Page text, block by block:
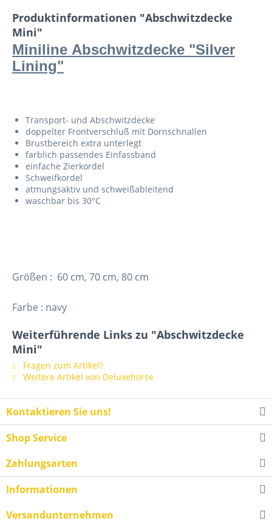
Produktinformationen "Abschwitzdecke
Mini"
Miniline Abschwitzdecke "Silver
Lining"
Transport- und Abschwitzdecke
doppelter Frontverschluß mit Dornschnallen
Brustbereich extra unterlegt
farblich passendes Einfassband
einfache Zierkordel
Schweifkordel
atmungsaktiv und schweißableitend
waschbar bis 30°C
Größen : 60 cm, 70 cm, 80 cm
Farbe : navy
Weiterführende Links zu "Abschwitzdecke
Mini"
Fragen zum Artikel?
Weitere Artikel von Deluxehorse
Kontaktieren Sie uns!
Shop Service
Zahlungsarten
Informationen
Versandunternehmen